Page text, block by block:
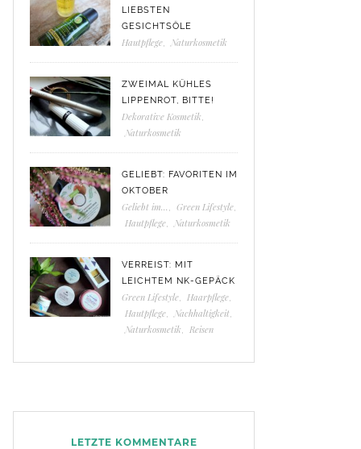
LIEBSTEN
GESICHTSÖLE
Hautpflege Naturkosmetik
ZWEIMAL KÜHLES
LIPPENROT, BITTE!
Dekorative Kosmetik
Naturkosmetik
GELIEBT: FAVORITEN IM
OKTOBER
Geliebt im... Green Lifestyle
Hautpflege
Naturkosmetik
VERREIST: MIT
LEICHTEM NK-GEPÄCK
Green Lifestyle Haarpflege
Hautpflege
Nachhaltigkeit
Naturkosmetik
Reisen
LETZTE KOMMENTARE